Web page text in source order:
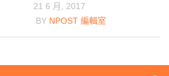
21 6 月, 2017
BY NPOST 編輯室